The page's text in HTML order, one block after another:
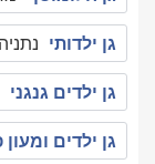
גן ילדותי נתניהו
גן ילדים גנגני
גן ילדים